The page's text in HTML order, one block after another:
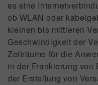
es eine
ob WLAN oder
kleinen bis mittleren
Geschwindigkeit der
Zeiträume für die
in der Frankierung
der Erstellung von